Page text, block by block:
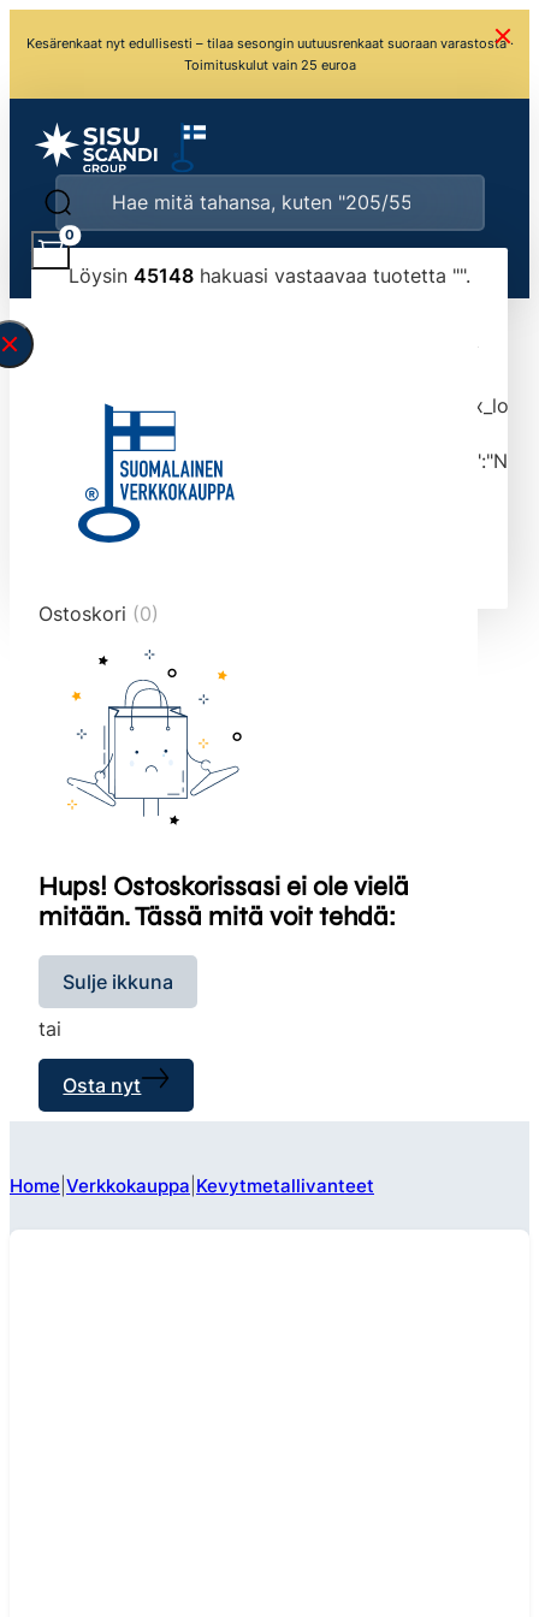
Kesärenkaat nyt edullisesti – tilaa sesongin uutuusrenkaat suoraan varastosta ·
Toimituskulut vain 25 euroa
Löysin 45148 hakuasi vastaavaa tuotetta "".
typed the search query correctly.<br>Currently
tmlmvi","meta_query":
data-original-query-vars="[]" data-page="1"
data-max-pages="4515" data-start="1" data-
end="10">
0
Ostoskori (0)
Hups! Ostoskorissasi ei ole vielä
mitään. Tässä mitä voit tehdä:
Sulje ikkuna
tai
Osta nyt
Home Verkkokauppa Kevytmetallivanteet